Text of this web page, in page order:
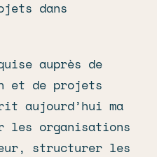
dans
auprès de
et de projets
aujourd’hui ma
les organisations
structurer les